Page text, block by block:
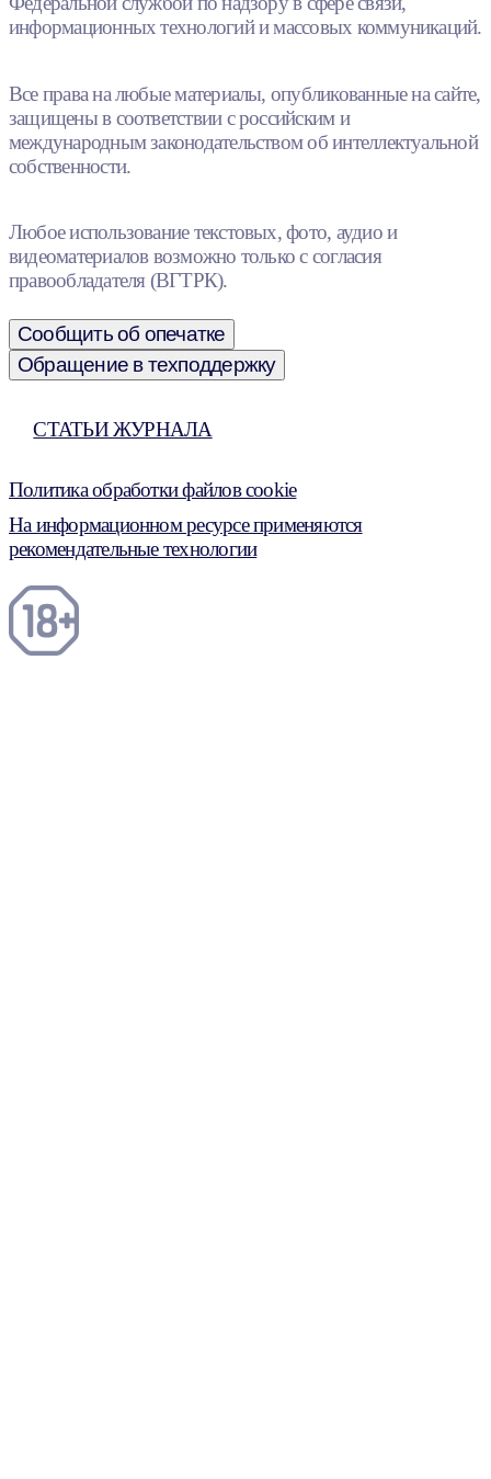
информационных технологий и массовых коммуникаций.
Все права на любые материалы, опубликованные на сайте,
защищены в соответствии с российским и
международным законодательством об интеллектуальной
собственности.
Любое использование текстовых, фото, аудио и
видеоматериалов возможно только с согласия
правообладателя (ВГТРК).
Сообщить об опечатке
Обращение в техподдержку
СТАТЬИ ЖУРНАЛА
Политика обработки файлов cookie
На информационном ресурсе применяются
рекомендательные технологии